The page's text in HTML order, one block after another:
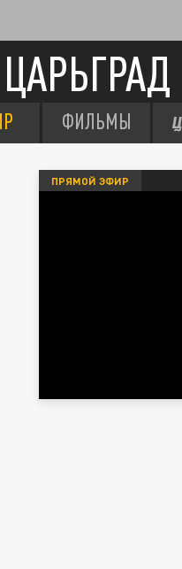
ЦАРЬГРАД
ФИЛЬМЫ
ПРЯМОЙ ЭФИР